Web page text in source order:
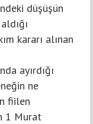
düşüşün
kararı alınan
ayırdığı
ne
fiilen
1 Murat